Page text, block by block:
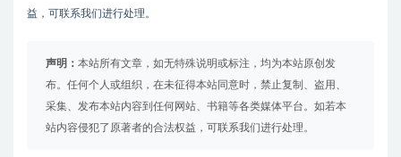
益，可联系我们进行处理。
声明： 本站所有文章，如无特殊说明或标注，均为本站原创发
布。任何个人或组织，在未征得本站同意时，禁止复制、盗用、
采集、发布本站内容到任何网站、书籍等各类媒体平台。如若本
站内容侵犯了原著者的合法权益，可联系我们进行处理。